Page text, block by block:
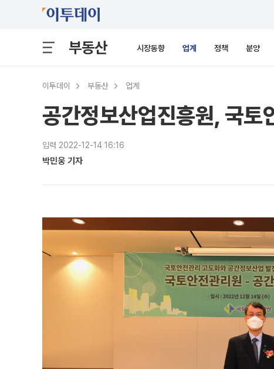
부동산 시장동향 업계 정책 분양
이투데이 부동산 업계
공간정보산업진흥원, 국토
입력 2022-12-14 16:16
박민웅 기자